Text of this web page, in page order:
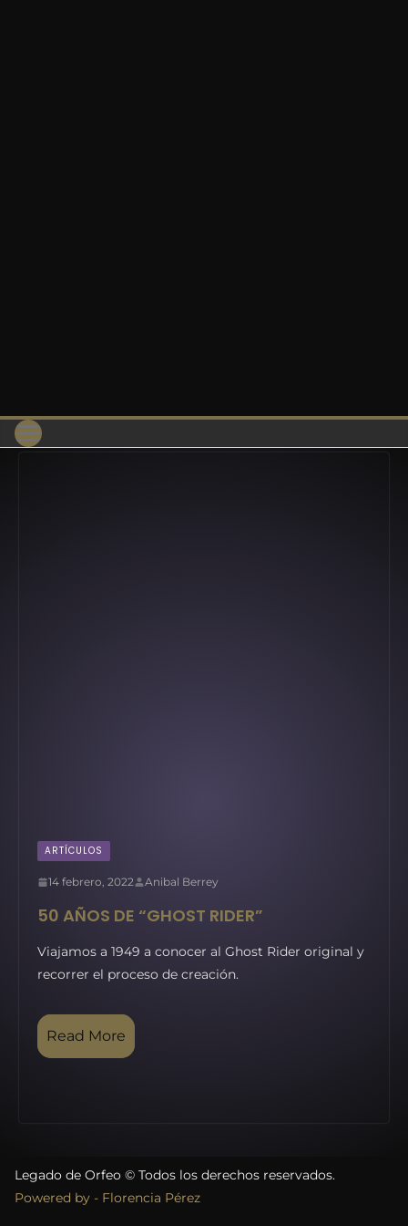
ARTÍCULOS
14 febrero, 2022 Anibal Berrey
50 AÑOS DE “GHOST RIDER”
Viajamos a 1949 a conocer al Ghost Rider original y
recorrer el proceso de creación.
Read More
Legado de Orfeo © Todos los derechos reservados.
Powered by - Florencia Pérez